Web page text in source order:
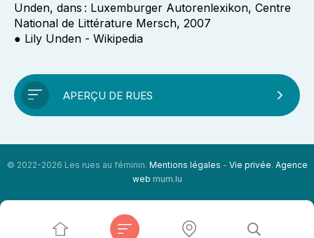
Unden, dans : Luxemburger Autorenlexikon, Centre
National de Littérature Mersch, 2007
● Lily Unden - Wikipedia
APERÇU DE RUES
© 2022-2026 Les rues au féminin. Mentions légales - Vie privée. Agence
web mum.lu